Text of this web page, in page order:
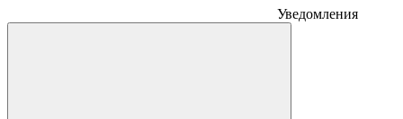
Уведомления